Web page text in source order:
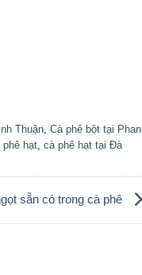
Thuận Cà phê bột tại Phan
phê hạt cà phê hạt tại Đà
sẵn có trong cà phê